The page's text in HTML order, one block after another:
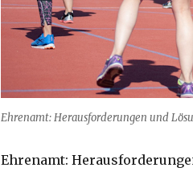
Ehrenamt: Herausforderungen und
Ehrenamt: